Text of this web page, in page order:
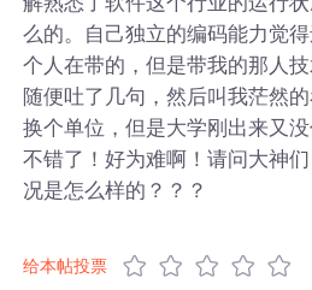
么的。自己独立的编码能力觉
个人在带的，但是带我的那人
随便吐了几句，然后叫我茫然
换个单位，但是大学刚出来又
不错了！好为难啊！请问大神
况是怎么样的？？？
给本帖投票